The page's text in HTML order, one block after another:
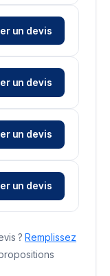
un devis
un devis
un devis
un devis
? Remplissez